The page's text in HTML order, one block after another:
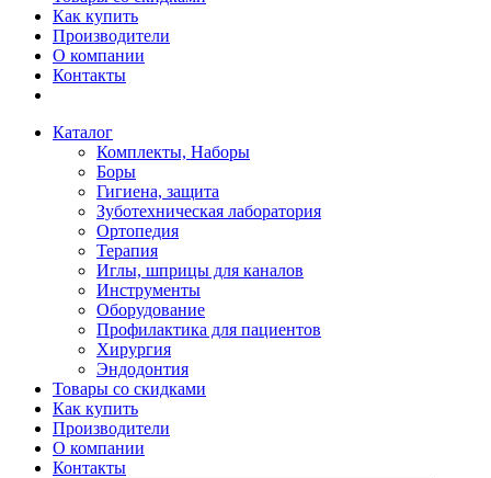
Как купить
Производители
О компании
Контакты
Каталог
Комплекты, Наборы
Боры
Гигиена, защита
Зуботехническая лаборатория
Ортопедия
Терапия
Иглы, шприцы для каналов
Инструменты
Оборудование
Профилактика для пациентов
Хирургия
Эндодонтия
Товары со скидками
Как купить
Производители
О компании
Контакты